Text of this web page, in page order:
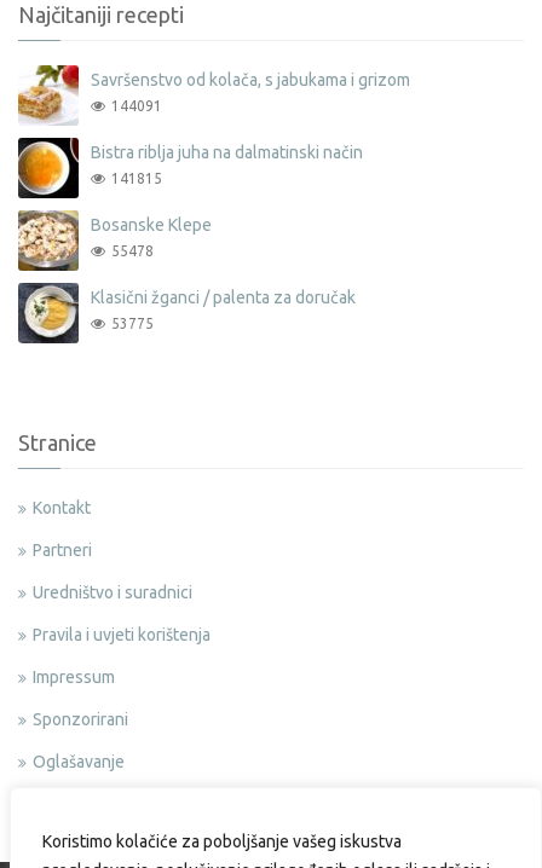
Koristimo kolačiće za poboljšanje vašeg iskustva
Najčitaniji recepti
Savršenstvo od kolača, s jabukama i grizom
144091
Bistra riblja juha na dalmatinski način
141815
Bosanske Klepe
55478
Klasični žganci / palenta za doručak
53775
Stranice
Kontakt
Partneri
Uredništvo i suradnici
Pravila i uvjeti korištenja
Impressum
Sponzorirani
Oglašavanje